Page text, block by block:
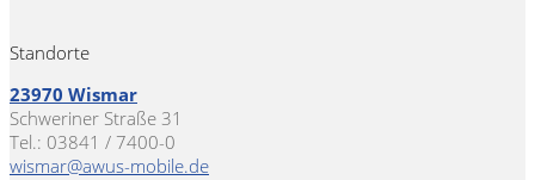
Standorte
23970 Wismar
Schweriner Straße 31
Tel.: 03841 / 7400-0
wismar@awus-mobile.de